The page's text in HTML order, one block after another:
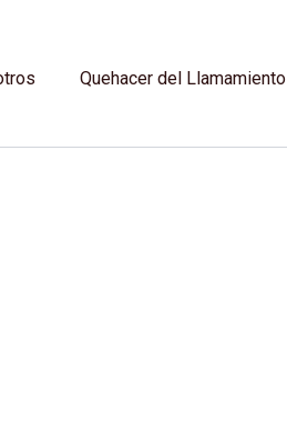
Quehacer del Llamamiento